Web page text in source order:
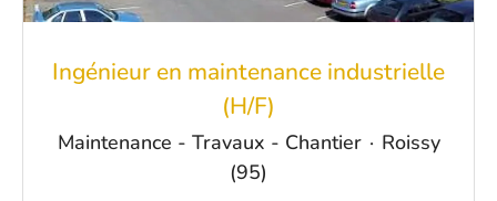
Ingénieur en maintenance industrielle
(H/F)
Maintenance - Travaux - Chantier · Roissy
(95)